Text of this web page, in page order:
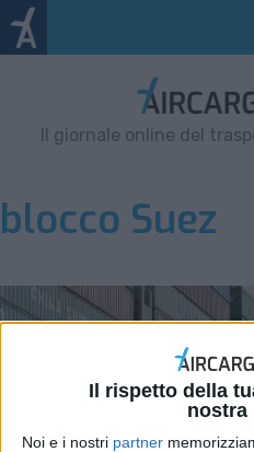
Il rispetto della
nostra
Noi e i nostri partner
Il giornale online del
blocco Suez